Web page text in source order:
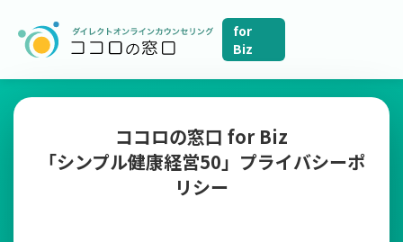
for
Biz
ココロの窓口 for Biz
「シンプル健康経営50」プライバシーポ
リシー